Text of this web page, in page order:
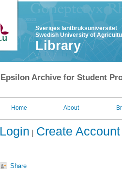
Sveriges lantbruksuniversitet
Swedish University of
Library
Epsilon Archive for Student
Home About
Login Create Account
Share